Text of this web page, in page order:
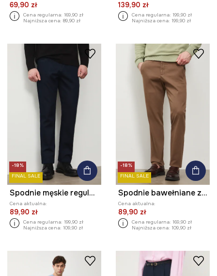
69,90 zł
Cena regularna: 169,90 zł
Najniższa cena: 89,90 zł
139,90 zł
Cena regularna: 199,90 zł
Najniższa cena: 199,90 zł
-18%
FINAL SALE
Spodnie męskie regular z drobnym wzorem
Cena aktualna:
89,90 zł
Cena regularna: 199,90 zł
Najniższa cena: 109,90 zł
-18%
FINAL SALE
Spodnie bawełniane z elastanem gładkie
Cena aktualna:
89,90 zł
Cena regularna: 169,90 zł
Najniższa cena: 109,90 zł